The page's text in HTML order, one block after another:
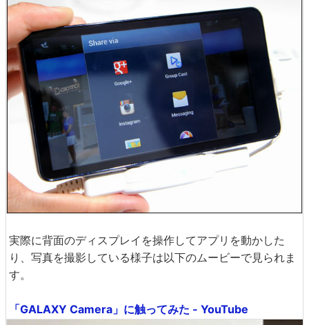
実際に背面のディスプレイを操作してアプリを動かした
り、写真を撮影している様子は以下のムービーで見られま
す。
「GALAXY Camera」に触ってみた - YouTube